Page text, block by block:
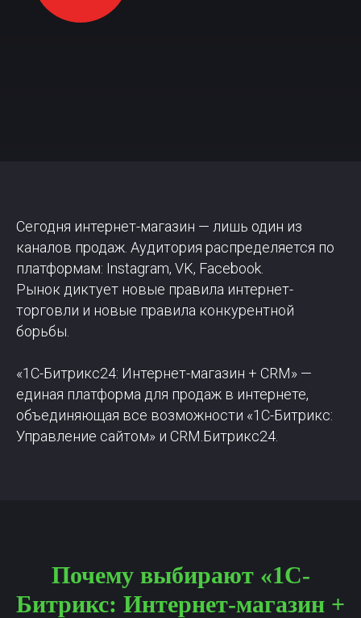
Сегодня интернет-магазин — лишь один из
каналов продаж. Аудитория распределяется по
платформам: Instagram, VK, Facebook.
Рынок диктует новые правила интернет-
торговли и новые правила конкурентной
борьбы.
«1С-Битрикс24: Интернет-магазин + CRM» —
единая платформа для продаж в интернете,
объединяющая все возможности «1С-Битрикс:
Управление сайтом» и CRM.Битрикс24.
Почему выбирают «1С-
Битрикс: Интернет-магазин +